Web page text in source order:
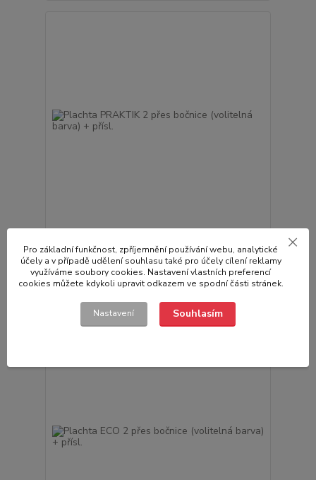
+ přísl.
3 359,00 Kč/ ks
2 776,03 Kčbez DPH Není skladem
Pro základní funkčnost, zpříjemnění používání webu, analytické
účely a v případě udělení souhlasu také pro účely cílení reklamy
využíváme soubory cookies. Nastavení vlastních preferencí
cookies můžete kdykoli upravit odkazem ve spodní části stránek.
Nastavení Souhlasím